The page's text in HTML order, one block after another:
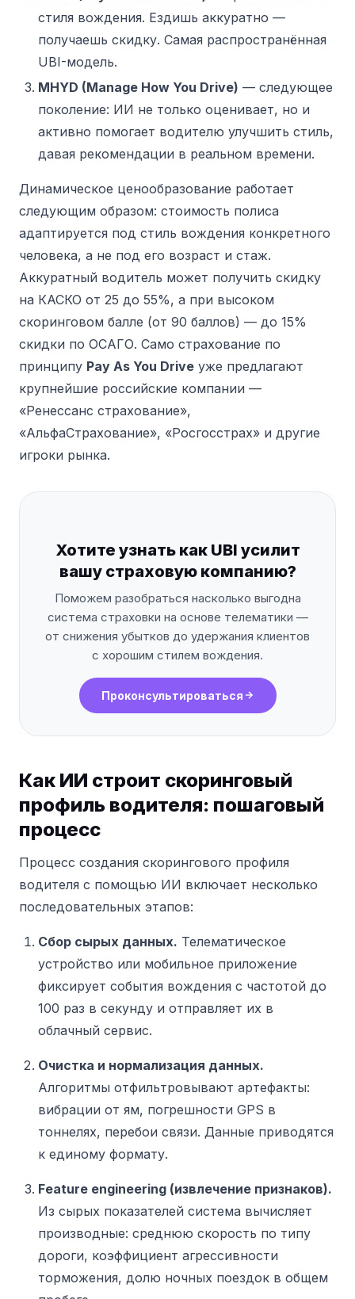
стиля вождения. Ездишь аккуратно —
получаешь скидку. Самая распространённая
UBI-модель.
MHYD (Manage How You Drive) — следующее
поколение: ИИ не только оценивает, но и
активно помогает водителю улучшить стиль,
давая рекомендации в реальном времени.
Динамическое ценообразование работает
следующим образом: стоимость полиса
адаптируется под стиль вождения конкретного
человека, а не под его возраст и стаж.
Аккуратный водитель может получить скидку
на КАСКО от 25 до 55%, а при высоком
скоринговом балле (от 90 баллов) — до 15%
скидки по ОСАГО. Само страхование по
принципу Pay As You Drive уже предлагают
крупнейшие российские компании —
«Ренессанс страхование»,
«АльфаСтрахование», «Росгосстрах» и другие
игроки рынка.
Хотите узнать как UBI усилит
вашу страховую компанию?
Поможем разобраться насколько выгодна
система страховки на основе телематики —
от снижения убытков до удержания клиентов
с хорошим стилем вождения.
Проконсультироваться
Как ИИ строит скоринговый
профиль водителя: пошаговый
процесс
Процесс создания скорингового профиля
водителя с помощью ИИ включает несколько
последовательных этапов:
Сбор сырых данных. Телематическое
устройство или мобильное приложение
фиксирует события вождения с частотой до
100 раз в секунду и отправляет их в
облачный сервис.
Очистка и нормализация данных.
Алгоритмы отфильтровывают артефакты:
вибрации от ям, погрешности GPS в
тоннелях, перебои связи. Данные приводятся
к единому формату.
Feature engineering (извлечение признаков).
Из сырых показателей система вычисляет
производные: среднюю скорость по типу
дороги, коэффициент агрессивности
торможения, долю ночных поездок в общем